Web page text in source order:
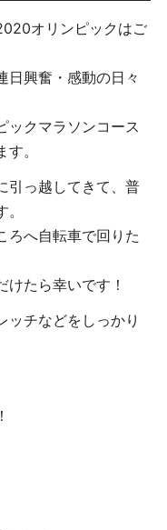
オリンピックはご
日興奮・感動の日々
ックマラソンコース
。
引っ越してきて、普
ろへ自転車で回りた
たら幸いです！
ッチなどをしっかり